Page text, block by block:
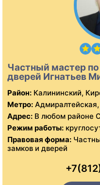
Частный мастер
дверей Игнатьев
Район: Калининский,
Метро:
Адрес: В любом районе
Режим работы:
Правовая форма:
замков и дверей